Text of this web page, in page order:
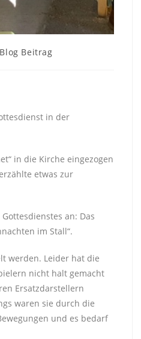
Beitrag
in der
in die Kirche eingezogen
etwas zur
an: Das
im Stall“.
werden. Leider hat die
nicht halt gemacht
Ersatzdarstellern
waren sie durch die
und es bedarf